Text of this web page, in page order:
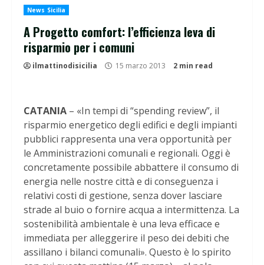
News Sicilia
A Progetto comfort: l’efficienza leva di
risparmio per i comuni
ilmattinodisicilia 15 marzo 2013 2 min read
CATANIA – «In tempi di “spending review”, il
risparmio energetico degli edifici e degli impianti
pubblici rappresenta una vera opportunità per
le Amministrazioni comunali e regionali. Oggi è
concretamente possibile abbattere il consumo di
energia nelle nostre città e di conseguenza i
relativi costi di gestione, senza dover lasciare
strade al buio o fornire acqua a intermittenza. La
sostenibilità ambientale è una leva efficace e
immediata per alleggerire il peso dei debiti che
assillano i bilanci comunali». Questo è lo spirito